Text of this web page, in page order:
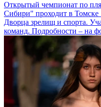
Открытый чемпионат по
Сибири" проходит в Томске
Дворца зрелищ и спорта.
команд. Подробности – на